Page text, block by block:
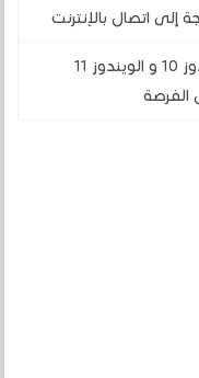
إلى اتصال بالإنترنت
أوفيس 24 وسريالات تفعيل الويندوز 10 و الويندوز 11
الفرصة